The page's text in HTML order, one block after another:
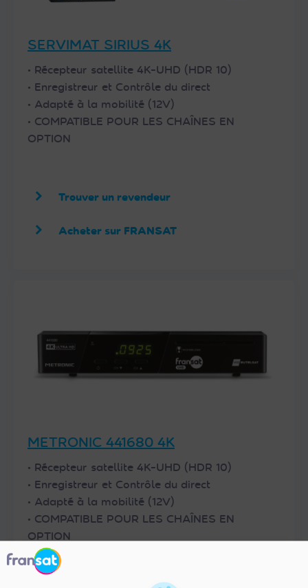
SERVIMAT SIRIUS 4K
• Récepteur satellite 4K-UHD (HDR 10)
• Enregistreur et Contrôle du direct
• Adapté à la mobilité (12V)
• COMPATIBLE POUR LES CHAÎNES EN
OPTION
Trouver un revendeur
Acheter sur FRANSAT
METRONIC 441680 4K
• Récepteur satellite 4K-UHD (HDR 10)
• Enregistreur et Contrôle du direct
• Adapté à la mobilité (12V)
• COMPATIBLE POUR LES CHAÎNES EN
OPTION